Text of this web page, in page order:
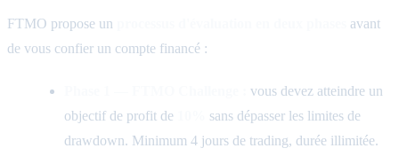
FTMO propose un
avant
de vous confier un compte financé :
vous devez atteindre un
objectif de profit de
sans dépasser les limites de
drawdown. Minimum 4 jours de trading, durée illimitée.